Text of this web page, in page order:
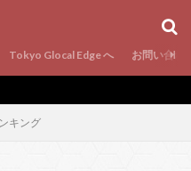
Tokyo Glocal Edge へ お問い合わ
キング